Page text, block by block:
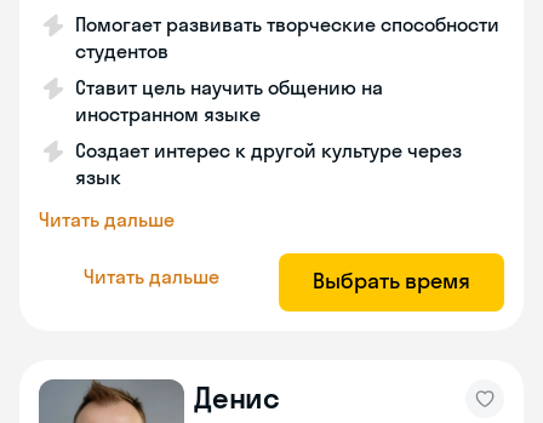
Помогает развивать творческие способности
студентов
Ставит цель научить общению на
иностранном языке
Создает интерес к другой культуре через
язык
Читать дальше
Читать дальше Выбрать время
Денис